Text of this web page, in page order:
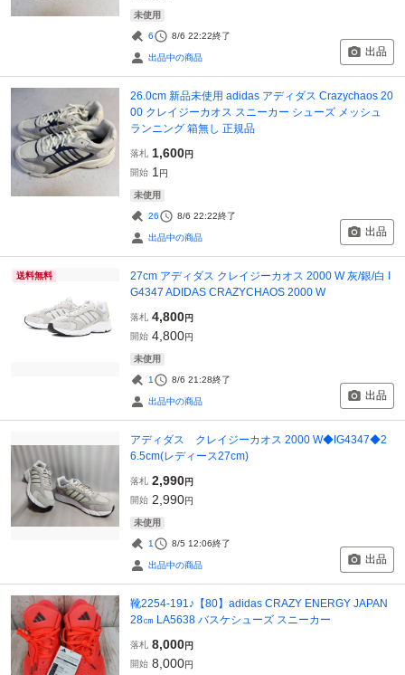
未使用
6 8/6 22:22終了
出品中の商品 出品
26.0cm 新品未使用 adidas アディダス Crazychaos 20
00 クレイジーカオス スニーカー シューズ メッシュ
ランニング 箱無し 正規品
落札 1,600円
開始 1 円
未使用
26 8/6 22:22終了
出品中の商品 出品
送料無料
27cm アディダス クレイジーカオス 2000 W 灰/銀/白 I
G4347 ADIDAS CRAZYCHAOS 2000 W
落札 4,800円
開始 4,800円
未使用
1 8/6 21:28終了
出品中の商品 出品
アディダス クレイジーカオス 2000 W◆IG4347◆2
6.5cm(レディース27cm)
落札 2,990円
開始 2,990円
未使用
1 8/5 12:06終了
出品中の商品 出品
靴2254-191♪【80】adidas CRAZY ENERGY JAPAN
28㎝ LA5638 バスケシューズ スニーカー
落札 8,000円
開始 8,000円